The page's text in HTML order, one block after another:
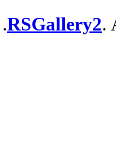
RSGallery2.